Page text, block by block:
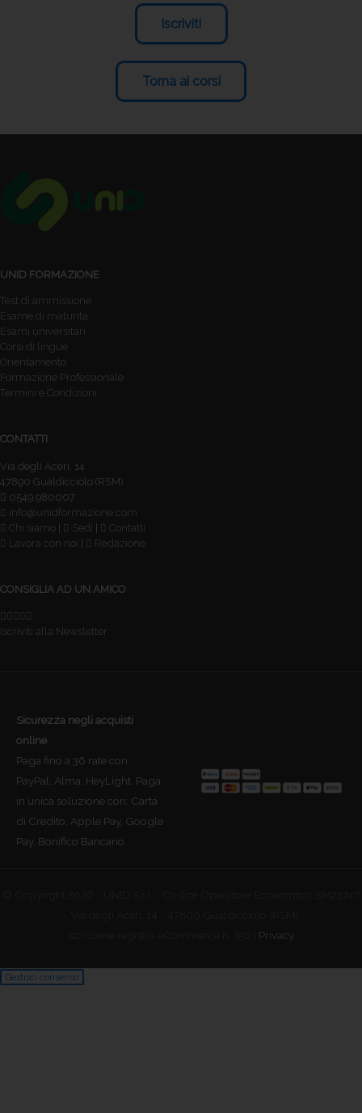
Iscriviti
Torna ai corsi
UNID FORMAZIONE
Test di ammissione
Esame di maturità
Esami universitari
Corsi di lingue
Orientamento
Formazione Professionale
Termini e Condizioni
CONTATTI
Via degli Aceri, 14
47890 Gualdicciolo (RSM)
0549.980007
info@unidformazione.com
Chi siamo
Sedi
Contatti
Lavora con noi
Redazione
CONSIGLIA AD UN AMICO
Iscriviti alla Newsletter
Sicurezza negli acquisti
online
Paga fino a 36 rate con:
PayPal, Alma, HeyLight. Paga
in unica soluzione con: Carta
di Credito, Apple Pay, Google
Pay, Bonifico Bancario.
Privacy
Gestisci consenso